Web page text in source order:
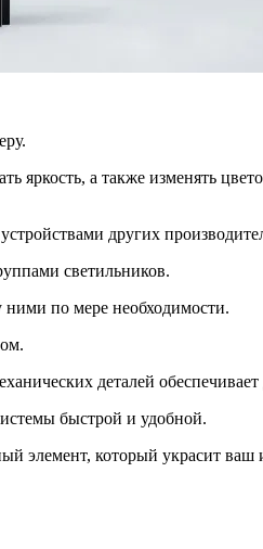
яркость, а также изменять
других
светильников.
ними по мере необходимости.
деталей
быстрой и удобной.
который украсит ваш